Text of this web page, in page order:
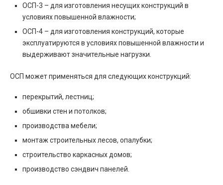
ОСП-3 – для изготовления несущих конструкций в
условиях повышенной влажности;
ОСП-4 – для изготовления конструкций, которые
эксплуатируются в условиях повышенной влажности и
выдерживают значительные нагрузки.
ОСП может применяться для следующих конструкций:
перекрытий, лестниц;
обшивки стен и потолков;
производства мебели;
монтаж строительных лесов, опалубки;
строительство каркасных домов;
производство сэндвич панелей.